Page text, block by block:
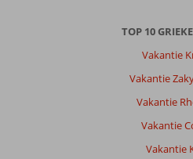
TOP 10
Vakantie
Vakantie
Vakantie
Vakantie
Vakantie